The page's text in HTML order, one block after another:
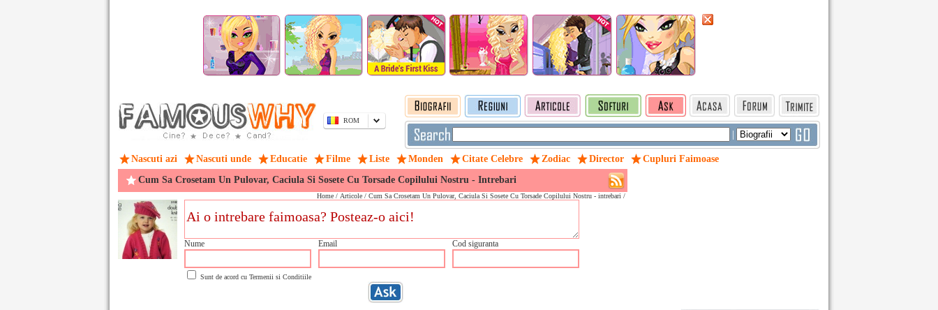
ROM
|
Nascuti azi Nascuti unde Educatie Filme Liste Monden Citate Celebre Zodiac Director
Cupluri Faimoase
Cum Sa Crosetam Un Pulovar, Caciula Si Sosete Cu Torsade Copilului Nostru - Intrebari
Home / Articole / Cum Sa Crosetam Un Pulovar, Caciula Si Sosete Cu Torsade Copilului Nostru - intrebari /
Nume Email Cod siguranta
Sunt de acord cu Termenii si Conditiile